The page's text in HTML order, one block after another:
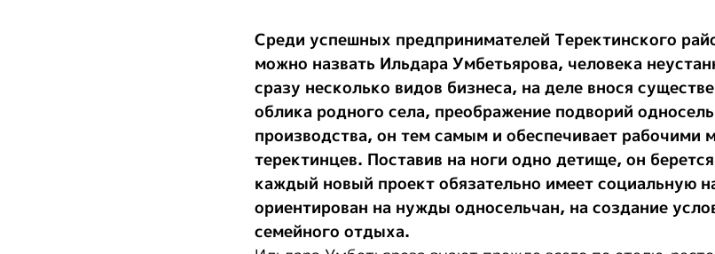
Среди успешных предпринимателей Теректинского
можно назвать Ильдара Умбетьярова, человека
сразу несколько видов бизнеса, на деле внося
облика родного села, преображение подворий
производства, он тем самым и обеспечивает рабочими
теректинцев. Поставив на ноги одно детище, он
каждый новый проект обязательно имеет социальную
ориентирован на нужды односельчан, на создание
семейного отдыха.